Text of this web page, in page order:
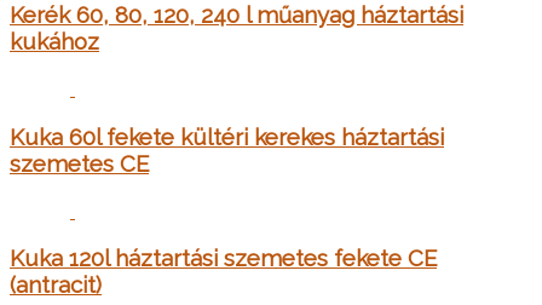
Kerék 60, 80, 120, 240 l műanyag háztartási
kukához
Kuka 60l fekete kültéri kerekes háztartási
szemetes CE
Kuka 120l háztartási szemetes fekete CE
(antracit)